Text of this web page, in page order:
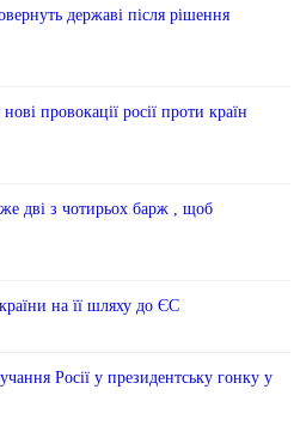
державі після рішення
провокації росії проти країн
дві з чотирьох барж , щоб
на її шляху до ЄС
Росії у президентську гонку у